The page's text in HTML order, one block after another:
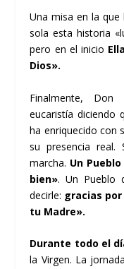
Una misa en la
sola esta historia
pero en el inicio
Dios».
Finalmente,
eucaristía diciendo
ha enriquecido con
su presencia real.
marcha. Un
bien». Un Pueblo
decirle: gracias
tu Madre».
Durante todo el
la Virgen. La